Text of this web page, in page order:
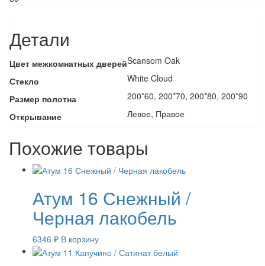
Детали
Цвет межкомнатных дверейScansom Oak
Стекло
White Cloud
Размер полотна
200*60, 200*70, 200*80, 200*90
Открывание
Левое, Правое
Похожие товары
Атум 16 Снежный /
Черная лакобель
6346 ₽ В корзину